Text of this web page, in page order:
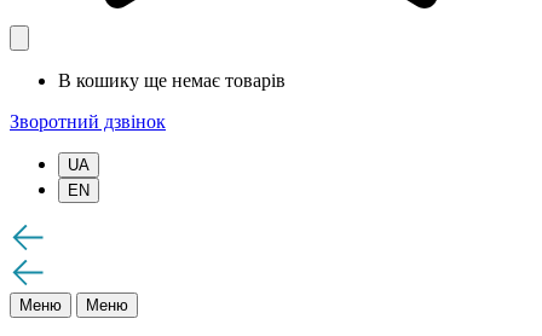
В кошику ще немає товарів
Зворотний дзвінок
UA
EN
Меню Меню